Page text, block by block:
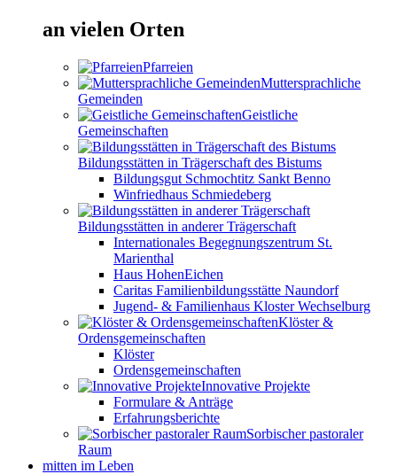
an vielen Orten
Pfarreien
Muttersprachliche
Gemeinden
Geistliche
Gemeinschaften
Bildungsstätten in Trägerschaft des Bistums
Bildungsgut Schmochtitz Sankt Benno
Winfriedhaus Schmiedeberg
Bildungsstätten in anderer Trägerschaft
Internationales Begegnungszentrum St.
Marienthal
Haus HohenEichen
Caritas Familienbildungsstätte Naundorf
Jugend- & Familienhaus Kloster Wechselburg
Klöster &
Ordensgemeinschaften
Klöster
Ordensgemeinschaften
Innovative Projekte
Formulare & Anträge
Erfahrungsberichte
Sorbischer pastoraler
Raum
mitten im Leben